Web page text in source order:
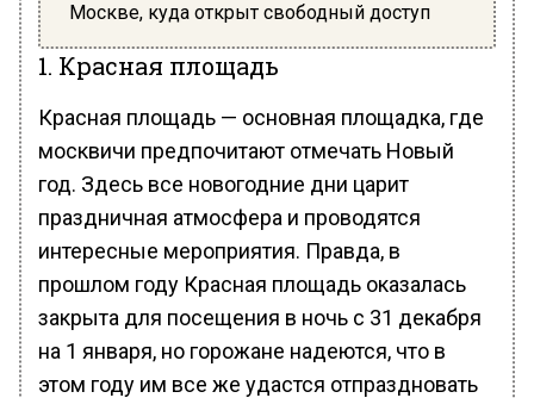
Москве, куда открыт свободный доступ
1. Красная площадь
Красная площадь — основная площадка, где
москвичи предпочитают отмечать Новый
год. Здесь все новогодние дни царит
праздничная атмосфера и проводятся
интересные мероприятия. Правда, в
прошлом году Красная площадь оказалась
закрыта для посещения в ночь с 31 декабря
на 1 января, но горожане надеются, что в
этом году им все же удастся отпраздновать